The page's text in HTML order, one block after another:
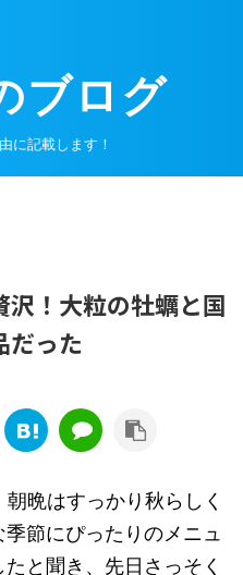
ブログ
に記載します！
！大粒の牡蠣と国
だった
晩はすっかり秋らしく
節にぴったりのメニュ
と聞き、先日さっそく